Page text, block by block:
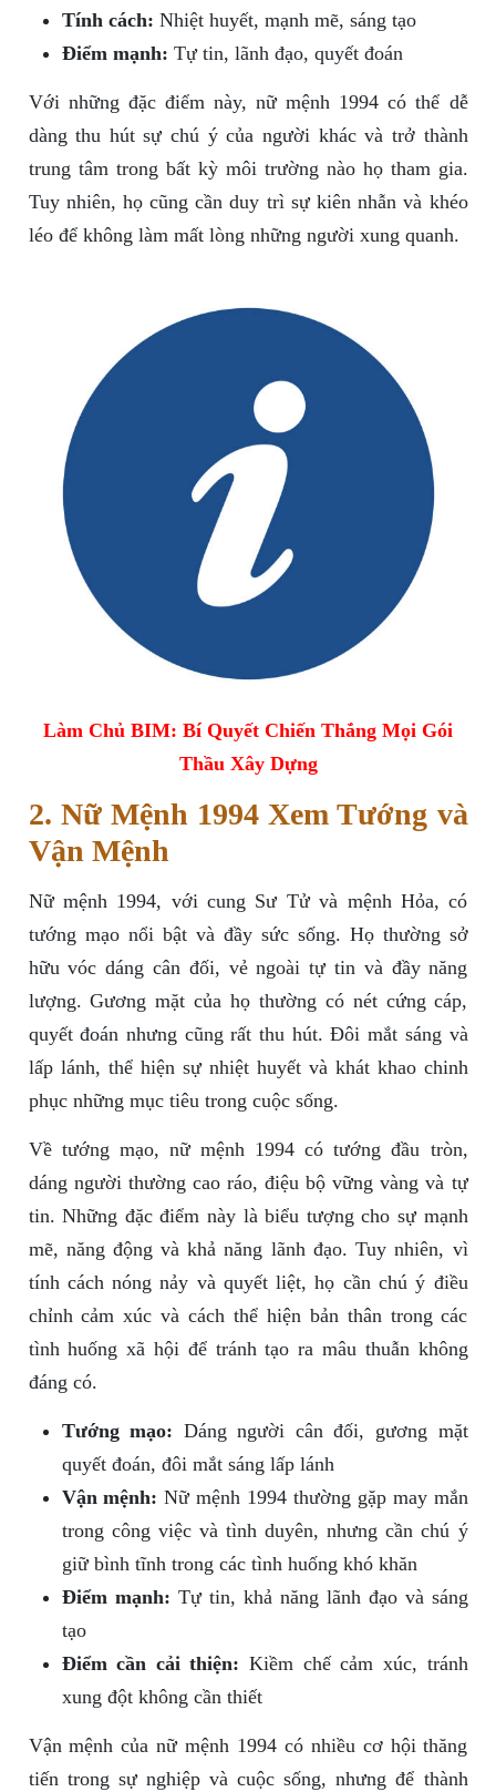
Tính cách: Nhiệt huyết, mạnh mẽ, sáng tạo
Điểm mạnh: Tự tin, lãnh đạo, quyết đoán
Với những đặc điểm này, nữ mệnh 1994 có thể dễ
dàng thu hút sự chú ý của người khác và trở thành
trung tâm trong bất kỳ môi trường nào họ tham gia.
Tuy nhiên, họ cũng cần duy trì sự kiên nhẫn và khéo
léo để không làm mất lòng những người xung quanh.
Làm Chủ BIM: Bí Quyết Chiến Thắng Mọi Gói
Thầu Xây Dựng
2. Nữ Mệnh 1994 Xem Tướng và
Vận Mệnh
Nữ mệnh 1994, với cung Sư Tử và mệnh Hỏa, có
tướng mạo nổi bật và đầy sức sống. Họ thường sở
hữu vóc dáng cân đối, vẻ ngoài tự tin và đầy năng
lượng. Gương mặt của họ thường có nét cứng cáp,
quyết đoán nhưng cũng rất thu hút. Đôi mắt sáng và
lấp lánh, thể hiện sự nhiệt huyết và khát khao chinh
phục những mục tiêu trong cuộc sống.
Về tướng mạo, nữ mệnh 1994 có tướng đầu tròn,
dáng người thường cao ráo, điệu bộ vững vàng và tự
tin. Những đặc điểm này là biểu tượng cho sự mạnh
mẽ, năng động và khả năng lãnh đạo. Tuy nhiên, vì
tính cách nóng nảy và quyết liệt, họ cần chú ý điều
chỉnh cảm xúc và cách thể hiện bản thân trong các
tình huống xã hội để tránh tạo ra mâu thuẫn không
đáng có.
Tướng mạo: Dáng người cân đối, gương mặt
quyết đoán, đôi mắt sáng lấp lánh
Vận mệnh: Nữ mệnh 1994 thường gặp may mắn
trong công việc và tình duyên, nhưng cần chú ý
giữ bình tĩnh trong các tình huống khó khăn
Điểm mạnh: Tự tin, khả năng lãnh đạo và sáng
tạo
Điểm cần cải thiện: Kiềm chế cảm xúc, tránh
xung đột không cần thiết
Vận mệnh của nữ mệnh 1994 có nhiều cơ hội thăng
tiến trong sự nghiệp và cuộc sống, nhưng để thành